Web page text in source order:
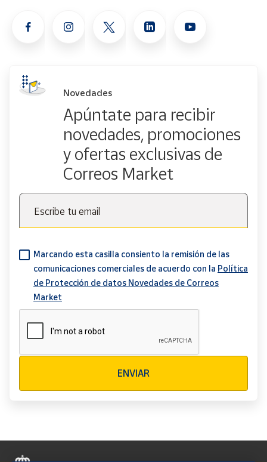
Novedades
Apúntate para recibir
novedades, promociones
y ofertas exclusivas de
Correos Market
Escribe tu email
Marcando esta casilla consiento la remisión de las
comunicaciones comerciales de acuerdo con la Política
de Protección de datos Novedades de Correos
Market
ENVIAR